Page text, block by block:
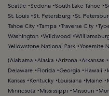
Seattle Sedona South Lake Tahoe
St. Louis St. Petersburg St.
Tahoe City Tampa Traverse City
Washington
Wildwood
Yellowstone National Park Yosemite
(Alabama Alaska Arizona Arkansas
Delaware
Florida Georgia Hawaii
Kansas
Kentucky Louisiana Maine
Minnesota
Mississippi Missouri